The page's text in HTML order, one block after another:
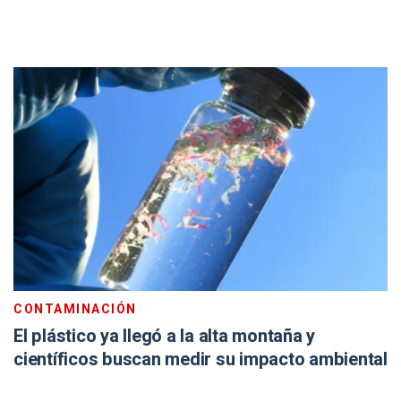
CONTAMINACIÓN
El plástico ya llegó a la alta montaña y
científicos buscan medir su impacto ambiental